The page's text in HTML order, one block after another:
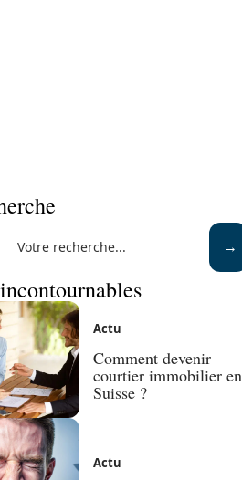
Actu
Comment devenir
courtier immobilier en
Suisse ?
Actu